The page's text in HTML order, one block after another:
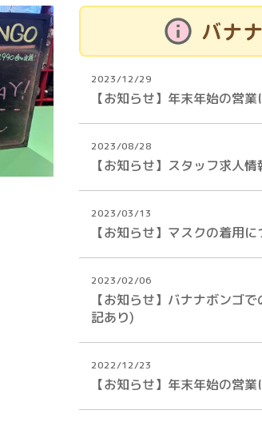
バナ
2023/12/29
【お知らせ】年末年始の営
2023/08/28
【お知らせ】スタッフ求人情
2023/03/13
【お知らせ】マスクの着用に
2023/02/06
【お知らせ】バナナボンゴ
記あり)
2022/12/23
【お知らせ】年末年始の営